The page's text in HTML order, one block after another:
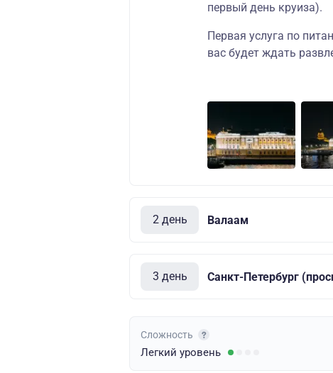
первый день круиза).
Первая услуга по
вас будет ждать
2 день Валаам
3 день Санкт-Петербург
Сложность
Легкий уровень